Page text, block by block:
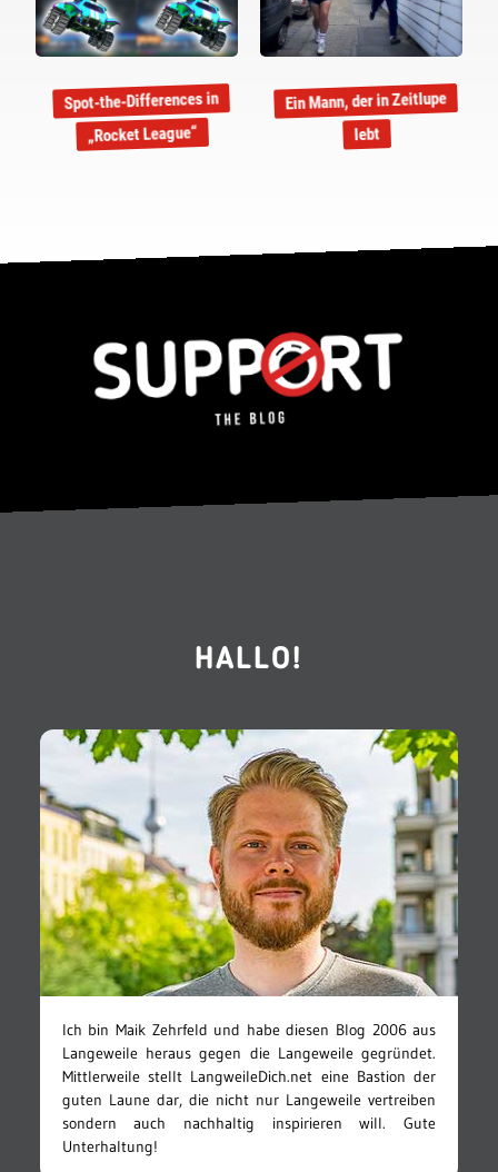
Spot-the-Differences in
„Rocket League“
Ein Mann, der in Zeitlupe
lebt
HALLO!
Ich bin Maik Zehrfeld und habe diesen Blog 2006 aus
Langeweile heraus gegen die Langeweile gegründet.
Mittlerweile stellt LangweileDich.net eine Bastion der
guten Laune dar, die nicht nur Langeweile vertreiben
sondern auch nachhaltig inspirieren will. Gute
Unterhaltung!